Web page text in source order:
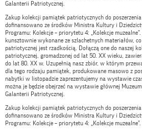
Galanterii Patriotycznej.
Zakup kolekcji pamiątek patriotycznych do
dofinansowano ze środków Ministra Kultury i
Programu: Kolekcje – priorytetu 4: „Kolekcje
kunsztownie wykonane ze szlachetnych materiałów,
patriotycznej jest rzadkością. Dołączą one do naszej
patriotycznej, gromadzonej od lat 50. XX wieku,
do lat 80. XX w. Uzupełnią nasz zbiór, w którym
dla tego rodzaju pamiątek, produkowane masowo z
nabytki w listopadzie zaprezentujemy na wystawie
można je będzie obejrzeć na wystawie głównej
Galanterii Patriotycznej.
Zakup kolekcji pamiątek patriotycznych do
dofinansowano ze środków Ministra Kultury i
Programu: Kolekcje – priorytetu 4: „Kolekcje muzealne”.